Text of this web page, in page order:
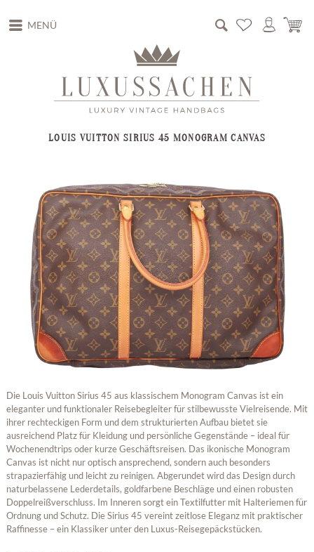
MENÜ
LOUIS VUITTON SIRIUS 45 MONOGRAM CANVAS
Die Louis Vuitton Sirius 45 aus klassischem Monogram Canvas ist ein
eleganter und funktionaler Reisebegleiter für stilbewusste Vielreisende. Mit
ihrer rechteckigen Form und dem strukturierten Aufbau bietet sie
ausreichend Platz für Kleidung und persönliche Gegenstände – ideal für
Wochenendtrips oder kurze Geschäftsreisen. Das ikonische Monogram
Canvas ist nicht nur optisch ansprechend, sondern auch besonders
strapazierfähig und leicht zu reinigen. Abgerundet wird das Design durch
naturbelassene Lederdetails, goldfarbene Beschläge und einen robusten
Doppelreißverschluss. Im Inneren sorgt ein Textilfutter mit Halteriemen für
Ordnung und Schutz. Die Sirius 45 vereint zeitlose Eleganz mit praktischer
Raffinesse – ein Klassiker unter den Luxus-Reisegepäckstücken.